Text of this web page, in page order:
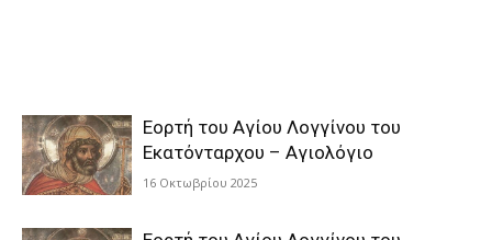
Εορτή του Αγίου Λογγίνου του
Εκατόνταρχου – Αγιολόγιο
16 Οκτωβρίου 2025